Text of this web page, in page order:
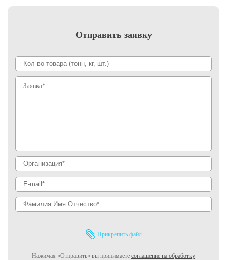
Отправить заявку
Прикрепить файл
Нажимая «Отправить» вы принимаете соглашение на обработку